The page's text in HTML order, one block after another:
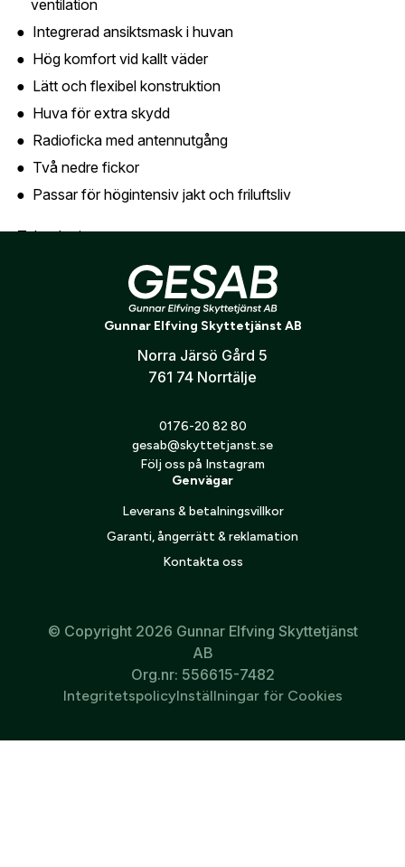
ventilation
Integrerad ansiktsmask i huvan
Hög komfort vid kallt väder
Lätt och flexibel konstruktion
Huva för extra skydd
Radioficka med antennutgång
Två nedre fickor
Passar för högintensiv jakt och friluftsliv
Teknologier
Honeycomb Inner Structure – Invändig struktur som
förbättrar värmeisolering och fukttransport
Integrated Face Mask – Integrerad ansiktsmask för
extra skydd mot kyla och vind
Jag godkänner att mina personuppgifter behandlas enligt
GESABs
personuppgiftspolicy
Skicka
Gunnar Elfving Skyttetjänst AB
Norra Järsö Gård 5
761 74 Norrtälje
0176-20 82 80
gesab@skyttetjanst.se
Följ oss på Instagram
Genvägar
Leverans & betalningsvillkor
Garanti, ångerrätt & reklamation
Kontakta oss
© Copyright 2026 Gunnar Elfving Skyttetjänst
AB
Org.nr: 556615-7482
IntegritetspolicyInställningar för Cookies